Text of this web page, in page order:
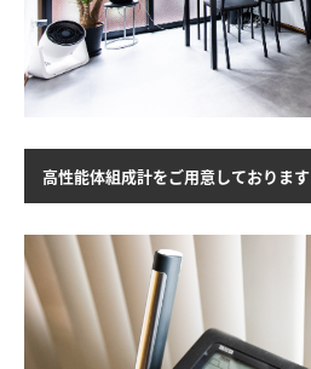
高性能体組成計をご用意しております